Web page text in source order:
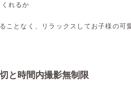
れるか
ことなく、リラックスしてお子様の可
と時間内撮影無制限